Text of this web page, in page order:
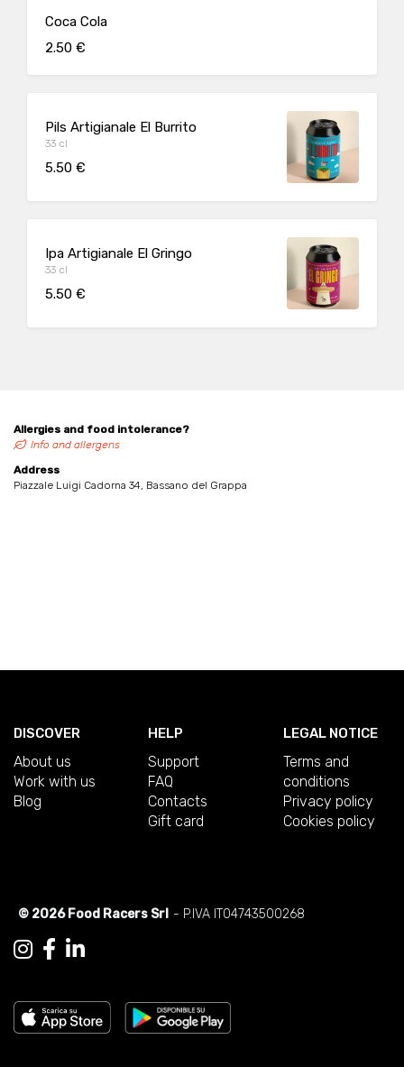
Coca Cola
2.50 €
Pils Artigianale El Burrito
33 cl
5.50 €
Ipa Artigianale El Gringo
33 cl
5.50 €
Allergies and food intolerance?
Info and allergens
Address
Piazzale Luigi Cadorna 34, Bassano del Grappa
DISCOVER
About us
Work with us
Blog
HELP
Support
FAQ
Contacts
Gift card
LEGAL NOTICE
Terms and
conditions
Privacy policy
Cookies policy
© 2026 Food Racers Srl - P.IVA IT04743500268